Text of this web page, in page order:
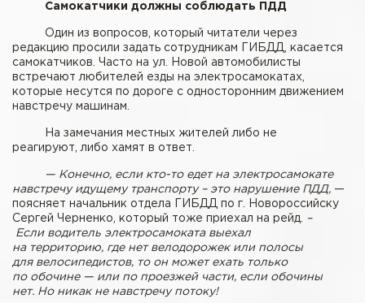
Самокатчики должны соблюдать ПДД
Один из вопросов, который читатели через
редакцию просили задать сотрудникам ГИБДД, касается
самокатчиков. Часто на ул. Новой автомобилисты
встречают любителей езды на электросамокатах,
которые несутся по дороге с односторонним движением
навстречу машинам.
На замечания местных жителей либо не
реагируют, либо хамят в ответ.
— Конечно, если кто-то едет на электросамокате
навстречу идущему транспорту – это нарушение ПДД, —
поясняет начальник отдела ГИБДД по г. Новороссийску
Сергей Черненко, который тоже приехал на рейд.
–
Если водитель электросамоката выехал
на территорию, где нет велодорожек или полосы
для велосипедистов, то он может ехать только
по обочине — или по проезжей части, если обочины
нет. Но никак не навстречу потоку!